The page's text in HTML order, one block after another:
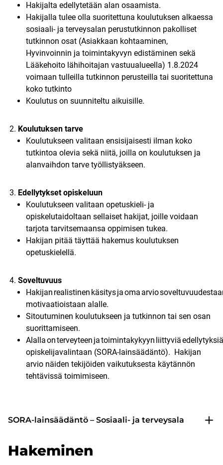
Hakijalta edellytetään alan osaamista.
Hakijalla tulee olla suoritettuna koulutuksen alkaessa
sosiaali- ja terveysalan perustutkinnon pakolliset
tutkinnon osat (Asiakkaan kohtaaminen,
Hyvinvoinnin ja toimintakyvyn edistäminen sekä
Lääkehoito lähihoitajan vastuualueella) 1.8.2024
voimaan tulleilla tutkinnon perusteilla tai suoritettuna
koko tutkinto
Koulutus on suunniteltu aikuisille.
Koulutuksen tarve
Koulutukseen valitaan ensisijaisesti ilman koko
tutkintoa olevia sekä niitä, joilla on koulutuksen ja
alanvaihdon tarve työllistyäkseen.
Edellytykset opiskeluun
Koulutukseen valitaan opetuskieli- ja
opiskelutaidoltaan sellaiset hakijat, joille voidaan
tarjota tarvitsemaansa oppimisen tukea.
Hakijan pitää täyttää hakemus koulutuksen
opetuskielellä.
Soveltuvuus​
Hakijan realistinen käsitys ja oma arvio
motivaatioistaan alalle.
Sitoutuminen koulutukseen ja tutkinnon tai sen osan
suorittamiseen.
Alalla on terveyteen ja toimintakykyyn liittyviä
opiskelijavalintaan (SORA-lainsäädäntö). Hakijan
arvio näiden tekijöiden vaikutuksesta käytännön
tehtävissä toimimiseen.
SORA-lainsäädäntö – Sosiaali- ja terveysala
Hakeminen